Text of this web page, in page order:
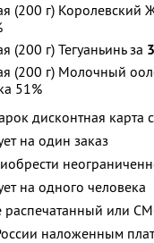
(200 г) Королевский
(200 г) Тегуаньинь за
(200 г) Молочный
51%
дисконтная карта
на один заказ
на одного человека
распечатанный или
наложенным